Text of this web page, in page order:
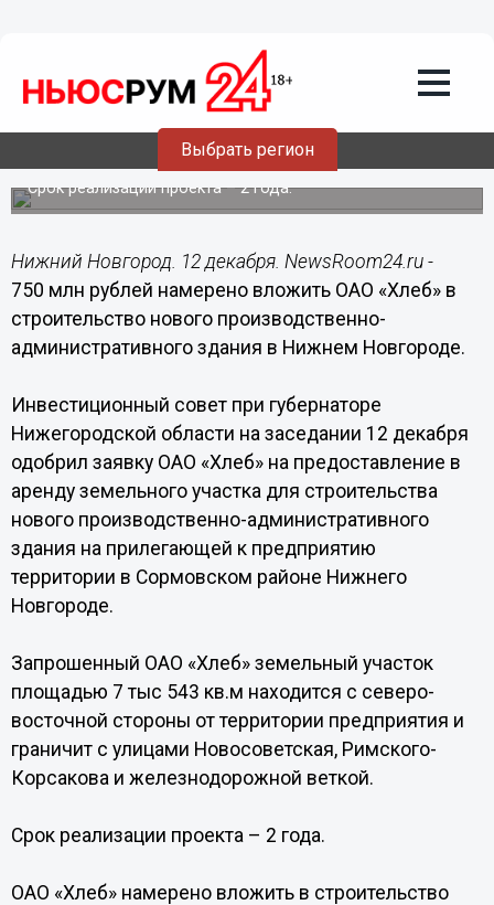
Выбрать регион
ОАО «Хлеб» намерено вложить 750 млн
рублей в строительство нового
производственно-административного
здания в Нижнем Новгороде
Срок реализации проекта – 2 года.
Нижний Новгород. 12 декабря. NewsRoom24.ru -
750 млн рублей намерено вложить ОАО «Хлеб» в
строительство нового производственно-
административного здания в Нижнем Новгороде.
Инвестиционный совет при губернаторе
Нижегородской области на заседании 12 декабря
одобрил заявку ОАО «Хлеб» на предоставление в
аренду земельного участка для строительства
нового производственно-административного
здания на прилегающей к предприятию
территории в Сормовском районе Нижнего
Новгороде.
Запрошенный ОАО «Хлеб» земельный участок
площадью 7 тыс 543 кв.м находится с северо-
восточной стороны от территории предприятия и
граничит с улицами Новосоветская, Римского-
Корсакова и железнодорожной веткой.
Срок реализации проекта – 2 года.
ОАО «Хлеб» намерено вложить в строительство